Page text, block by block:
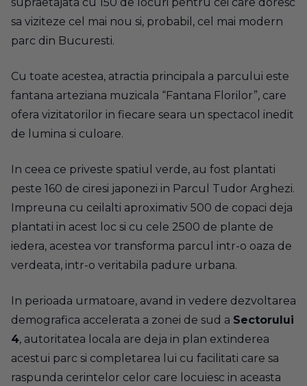
supraetajata cu 150 de locuri pentru cei care doresc
sa viziteze cel mai nou si, probabil, cel mai modern
parc din Bucuresti.
Cu toate acestea, atractia principala a parcului este
fantana arteziana muzicala “Fantana Florilor”, care
ofera vizitatorilor in fiecare seara un spectacol inedit
de lumina si culoare.
In ceea ce priveste spatiul verde, au fost plantati
peste 160 de ciresi japonezi in Parcul Tudor Arghezi.
Impreuna cu ceilalti aproximativ 500 de copaci deja
plantati in acest loc si cu cele 2500 de plante de
iedera, acestea vor transforma parcul intr-o oaza de
verdeata, intr-o veritabila padure urbana.
In perioada urmatoare, avand in vedere dezvoltarea
demografica accelerata a zonei de sud a Sectorului
4, autoritatea locala are deja in plan extinderea
acestui parc si completarea lui cu facilitati care sa
raspunda cerintelor celor care locuiesc in aceasta